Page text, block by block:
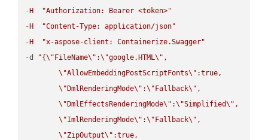
- H
"Authorization: Bearer <token>"
- H
"Content-Type: application/json"
- H
"x-aspose-client: Containerize.Swagger"
-d "{\" FileName\" :\"google.HTML\" ,
\"AllowEmbeddingPostScriptFonts\" :true,
\" DmlRenderingMode\" :\" Fallback\" ,
\" DmlEffectsRenderingMode\" :\"Simplified\" ,
\"ImlRenderingMode\" :\" Fallback\" ,
\"ZipOutput\" :true,